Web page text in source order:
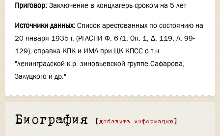
Приговор: Заключение в концлагерь сроком на 5 лет
Источники данных: Список арестованных по состоянию на
20 января 1935 г. (РГАСПИ Ф. 671, Оп. 1, Д. 119, Л. 99-
129), справка КПК и ИМЛ при ЦК КПСС о т.н.
"ленинградской к.р. зиновьевской группе Сафарова,
Залуцкого и др."
Биография [ добавить информацию ]